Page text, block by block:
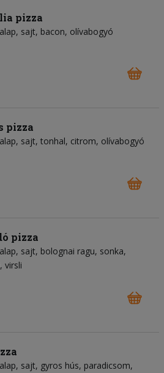
pizza
sajt bacon olívabogyó
pizza
sajt tonhal citrom olívabogyó
pizza
sajt bolognai ragu sonka
virsli
sajt gyros hús paradicsom